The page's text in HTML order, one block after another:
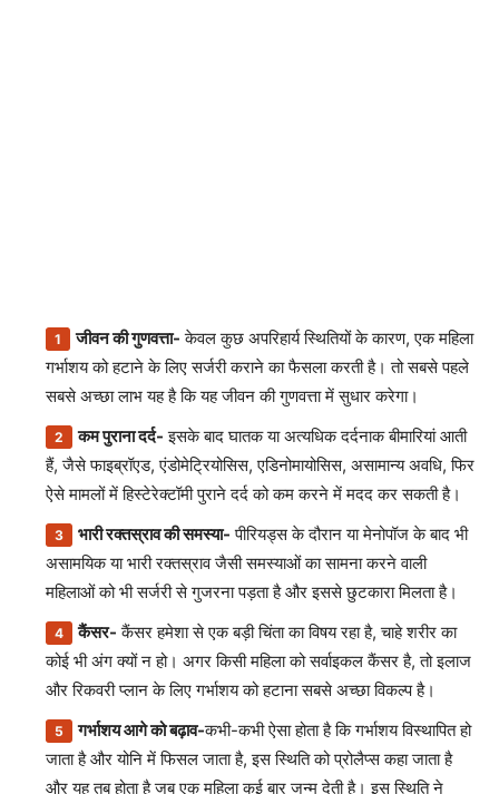
जीवन की गुणवत्ता- केवल कुछ अपरिहार्य स्थितियों के कारण, एक महिला
गर्भाशय को हटाने के लिए सर्जरी कराने का फैसला करती है। तो सबसे पहले
सबसे अच्छा लाभ यह है कि यह जीवन की गुणवत्ता में सुधार करेगा।
कम पुराना दर्द- इसके बाद घातक या अत्यधिक दर्दनाक बीमारियां आती
हैं, जैसे फाइब्रॉएड, एंडोमेट्रियोसिस, एडिनोमायोसिस, असामान्य अवधि, फिर
ऐसे मामलों में हिस्टेरेक्टॉमी पुराने दर्द को कम करने में मदद कर सकती है।
भारी रक्तस्राव की समस्या- पीरियड्स के दौरान या मेनोपॉज के बाद भी
असामयिक या भारी रक्तस्राव जैसी समस्याओं का सामना करने वाली
महिलाओं को भी सर्जरी से गुजरना पड़ता है और इससे छुटकारा मिलता है।
कैंसर- कैंसर हमेशा से एक बड़ी चिंता का विषय रहा है, चाहे शरीर का
कोई भी अंग क्यों न हो। अगर किसी महिला को सर्वाइकल कैंसर है, तो इलाज
और रिकवरी प्लान के लिए गर्भाशय को हटाना सबसे अच्छा विकल्प है।
गर्भाशय आगे को बढ़ाव-कभी-कभी ऐसा होता है कि गर्भाशय विस्थापित हो
जाता है और योनि में फिसल जाता है, इस स्थिति को प्रोलैप्स कहा जाता है
और यह तब होता है जब एक महिला कई बार जन्म देती है। इस स्थिति ने